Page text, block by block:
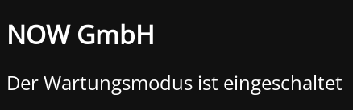
NOW GmbH
Der Wartungsmodus ist eingeschaltet